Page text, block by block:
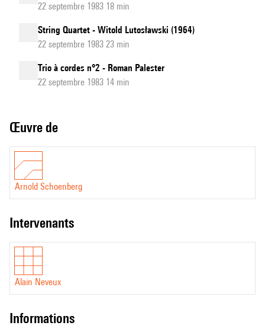
22 septembre 1983 18 min
String Quartet - Witold Lutosławski (1964)
22 septembre 1983 23 min
Trio à cordes n°2 - Roman Palester
22 septembre 1983 14 min
Œuvre de
Arnold Schoenberg
intervenants
Alain Neveux
informations